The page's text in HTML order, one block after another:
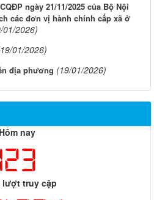
ngày 21/11/2025 của Bộ Nội
các đơn vị hành chính cấp xã ở
01/2026)
01/2026)
địa phương (19/01/2026)
Hôm nay
123
lượt truy cập